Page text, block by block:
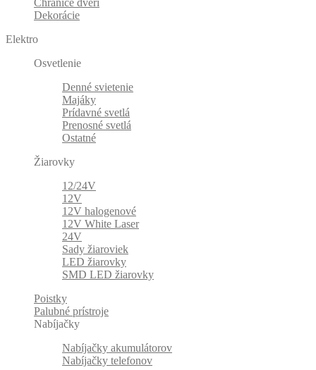
Chrániče dverí
Dekorácie
Elektro
Osvetlenie
Denné svietenie
Majáky
Prídavné svetlá
Prenosné svetlá
Ostatné
Žiarovky
12/24V
12V
12V halogenové
12V White Laser
24V
Sady žiaroviek
LED žiarovky
SMD LED žiarovky
Poistky
Palubné prístroje
Nabíjačky
Nabíjačky akumulátorov
Nabíjačky telefonov